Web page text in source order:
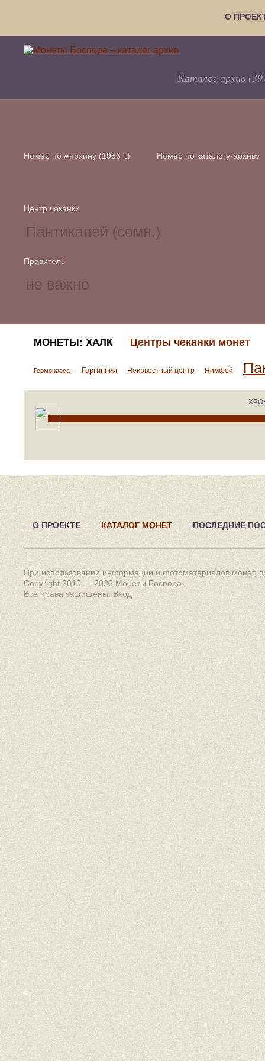
О
Каталог архив
Номер по Анохину (1986 г.) Номер по каталогу-архиву
Центр чеканки
Правитель
МОНЕТЫ: ХАЛК Центры чеканки монет
Гермонасса Горгиппия Неизвестный центр Нимфей
О ПРОЕКТЕ КАТАЛОГ МОНЕТ ПОСЛЕДНИЕ
При использовании информации и фотоматериалов монет,
Copyright 2010 — 2026 Монеты Боспора
Все права защищены. Вход